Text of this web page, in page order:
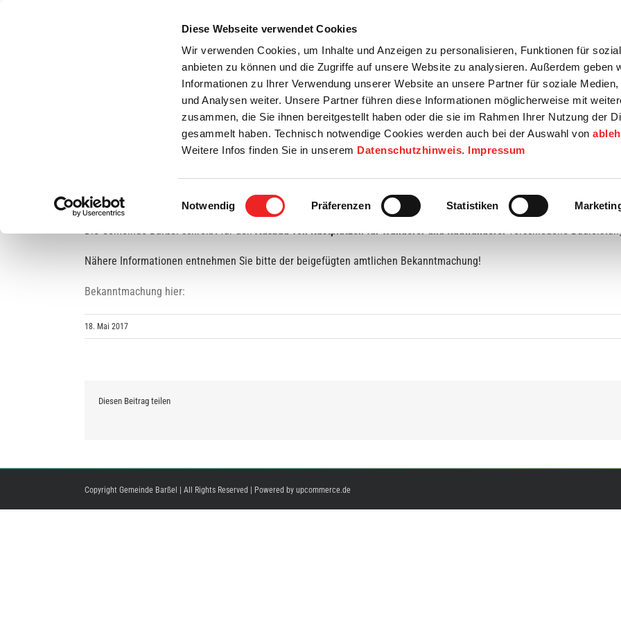
Diese Webseite verwendet Cookies
Wir verwenden Cookies, um Inhalte und Anzeigen zu personalisieren, Funktionen für
anbieten zu können und die Zugriffe auf unsere Website zu analysieren. Außerdem geben
Informationen zu Ihrer Verwendung unserer Website an unsere Partner für soziale Medien,
und Analysen weiter. Unsere Partner führen diese Informationen möglicherweise mit
zusammen, die Sie ihnen bereitgestellt haben oder die sie im Rahmen Ihrer Nutzung der
gesammelt haben. Technisch notwendige Cookies werden auch bei der Auswahl von
Weitere Infos finden Sie in unserem Datenschutzhinweis. Impressum
Einwilligungsauswahl
Notwendig Präferenzen Statistiken
Startseite
Bürgerservice Rats- / Bürgerinfo Wirtschaft / Wohnen Bildung / Soziales Touristik /
Ausschreibung der Bauleistung „Rastplätze“
Die Gemeinde Barßel schreibt für denAusbau von Rastplätzen für Wanderer und Radwandererverschiedene
Nähere Informationen entnehmen Sie bitte der beigefügten amtlichen Bekanntmachung!
Bekanntmachung hier:
18. Mai 2017
Diesen Beitrag teilen
Copyright Gemeinde Barßel | All Rights Reserved | Powered by upcommerce.de